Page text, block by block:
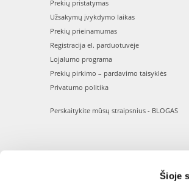
Šioje
Prekių pristatymas
Užsakymų įvykdymo laikas
Prekių prieinamumas
Registracija el. parduotuvėje
Lojalumo programa
Prekių pirkimo – pardavimo taisyklės
Privatumo politika
Perskaitykite mūsų straipsnius - BLOGAS